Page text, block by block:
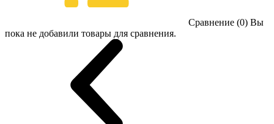
Сравнение (0) Вы
пока не добавили товары для сравнения.